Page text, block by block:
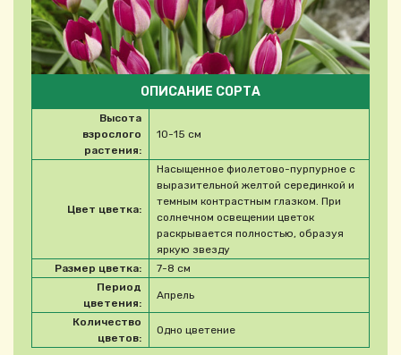
ОПИСАНИЕ СОРТА
Высота
взрослого
растения:
10-15 см
Цвет цветка:
Насыщенное фиолетово-пурпурное с
выразительной желтой серединкой и
темным контрастным глазком. При
солнечном освещении цветок
раскрывается полностью, образуя
яркую звезду
Размер цветка:
7-8 см
Период
цветения:
Апрель
Количество
цветов:
Одно цветение